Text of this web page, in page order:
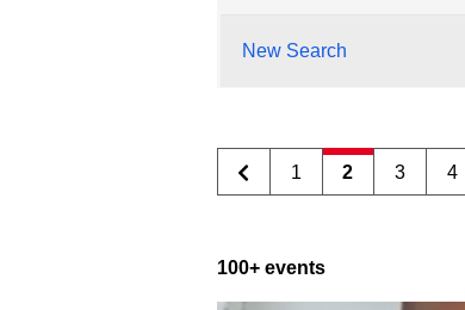
New Search
1 2 3 4
100+ events